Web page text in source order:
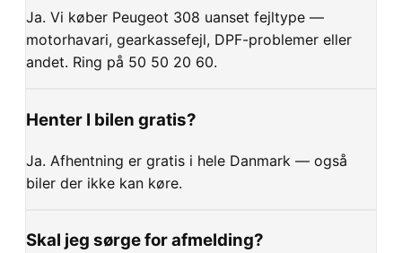
Ja. Vi køber Peugeot 308 uanset fejltype —
motorhavari, gearkassefejl, DPF-problemer eller
andet. Ring på 50 50 20 60.
Henter I bilen gratis?
Ja. Afhentning er gratis i hele Danmark — også
biler der ikke kan køre.
Skal jeg sørge for afmelding?